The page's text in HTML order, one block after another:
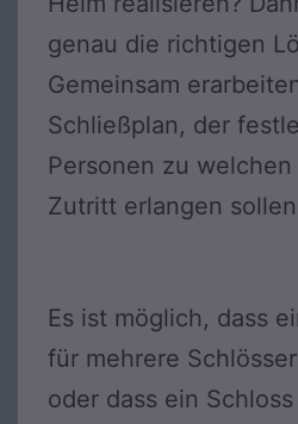
genau die richtigen
Gemeinsam
Schließplan, der
Personen zu
Zutritt erlangen
Es ist möglich, dass
für mehrere
oder dass ein